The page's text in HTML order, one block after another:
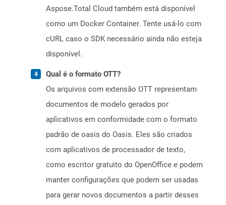
Aspose.Total Cloud também está disponível
como um Docker Container. Tente usá-lo com
cURL caso o SDK necessário ainda não esteja
disponível.
Qual é o formato OTT?
Os arquivos com extensão OTT representam
documentos de modelo gerados por
aplicativos em conformidade com o formato
padrão de oasis do Oasis. Eles são criados
com aplicativos de processador de texto,
como escritor gratuito do OpenOffice e podem
manter configurações que podem ser usadas
para gerar novos documentos a partir desses